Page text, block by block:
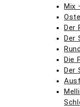
Mix
Der
Der
Die
Der